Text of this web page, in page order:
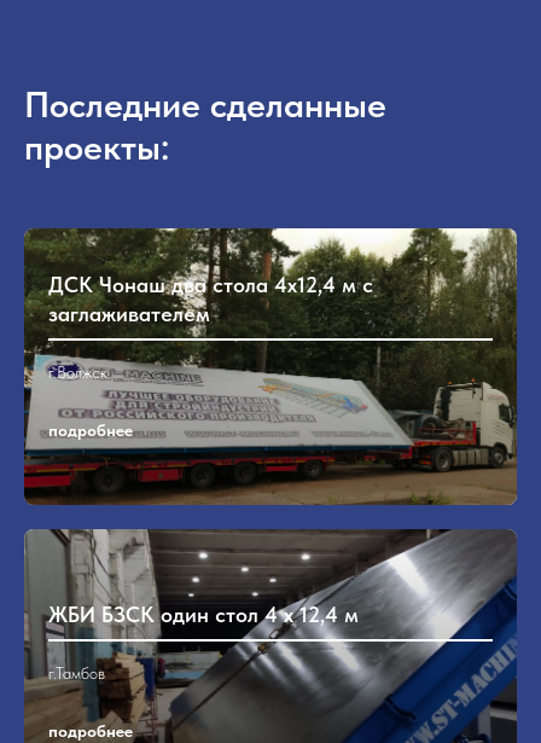
Последние сделанные
проекты:
ДСК Чонаш два стола 4х12,4 м с
заглаживателем
г.Волжск
подробнее
ЖБИ БЗСК один стол 4 х 12,4 м
г.Тамбов
подробнее